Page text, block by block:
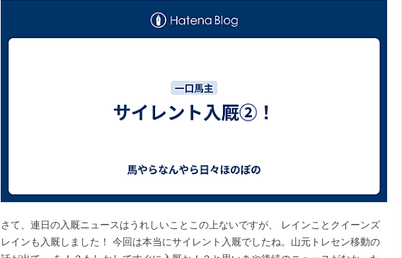
さて、連日の入厩ニュースはうれしいことこの上ないですが、 レインことクイーンズ
レインも入厩しました！ 今回は本当にサイレント入厩でしたね。山元トレセン移動の